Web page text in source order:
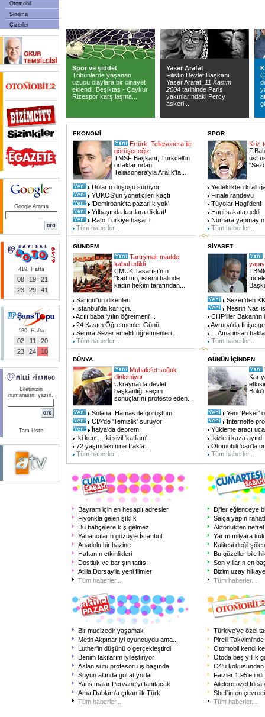
Otomobil
Sinema
Çizerler
Google Arama
419. Hafta
08 19
21
23
29 41
180. Hafta
02 11
20
23
24 10
Biletinizin
numarasını yazın.
Tam Liste
Spor ve şiddet
Tribünlerde yaşanan
üzücü olaylara bir cinayet
eklendi. Beşiktaş - Çaykur
Rizespor karşılaşma...
Yaser Arafat
Filistin Devlet Başkanı
Yaser Arafat, 11 Kasım
2004 tarihinde Paris
yakınlarındaki Percy
askeri...
EKONOMİ
Ertürk: Teliasonera ile
görüşeceğiz
TMSF Başkanı, Turkcell'in
ortaklarından
Teliasonera'yla Aralık'ta
Doların düşüşü sürüyor
YUKOS'un yöneticileri kaçtı
'Demirbank'ta pazarlık yok'
Yılbaşında kartlara dikkat!
Rato:Türkiye başarılı
Tüm haberler...
SPOR
Kriz-
üst
Yedeklikten
Finale randevu
Tüyolar Hagi'den!
Hagi sakata geldi
Numara yapmayın
Tüm haberler...
GÜNDEM
Tartışmalı madde
kabul edildi
CMUK Tasarısı'nın
''kadının, istemi halinde
kadın hekim tarafından
Sarıgül'ün dikenleri
İstanbul'da kar için
Acılı baba 'yılın öğretmeni'
24 Kasım Öğretmenler Günü
Semra Sezer emekli öğretmenleri
Tüm haberler...
SİYASET
Sezer'den
Nesrin Nas
CHP'liler
Avrupa'da finişe
... Ama insan
Tüm haberler...
DÜNYA
Muhalefet soğuk
dinlemiyor
Ukrayna'da devlet
başkanlığı seçim
sonuçlarını protesto eden
Solana: Hamas ile görüştüm
CIA'de 'Temizlik' sürüyor
İtalya'da deprem
İki kent... İki sivil 'katliam'ı
72 yaşındaki nine Irak'a
Tüm haberler...
GÜNÜN İÇİNDEN
Kar
Yeni 'Peker'
İnternette
Yükleme aracı
İkizleri kaza ayırdı
Otomobili 'can'la
Tüm haberler...
Bayram için en hesaplı adresler
Fiyonkla gelen şıklık
Bu bahçelere kış gelmez
Yabancıların gözüyle İstanbul
Anadolu bir hazine
Haftanın etkinlikleri
Dostluk ve barışın tatlısı
Atilla Dorsay'la yeni filmler
Tüm haberler...
Dj'ler eğlenceye
Salça yapın
Aktörlükten
Yarım milyara
Kalitesi değil
Bu güzeller bile
Son yılların en
Bizim uzay
Tüm haberler...
Bir mucizedir yaşamak
Metin Akpınar iyi oyuncuydu ama
Luther'in düşünü o gerçekleştirdi
Benim takılarım iyileştiriyor
Aslan sütü profesörü iş başında
Suyun altında gol atıyorlar
Yansımalar Pervane'yi tanıtacak
Ama Dablam'a çıkan ilk Türk
Tüm haberler...
Türkiye'ye özel
Pirelli
Otomobil kendi
Otoda beş yıllık
C4'ü kokusundan
Faizler 1.95'e indi
Ailelere özel Idea
Shell'in en
Tüm haberler...